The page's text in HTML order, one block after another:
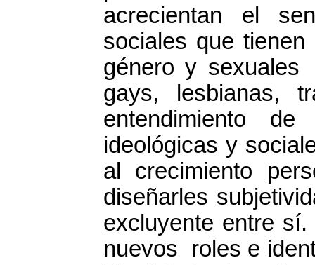
acrecientan el
sociales que
género y
gays, lesbianas,
entendimiento de
ideológicas y
al crecimiento
diseñarles
excluyente entre
nuevos roles e